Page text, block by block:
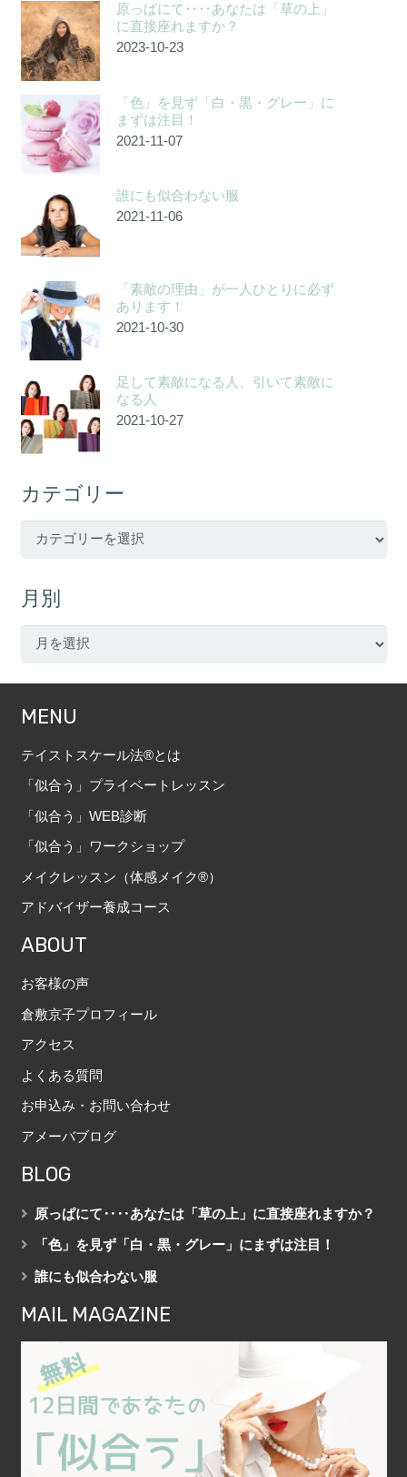
原っぱにて‥‥あなたは「草の上」
に直接座れますか？
2023-10-23
「色」を見ず「白・黒・グレー」に
まずは注目！
2021-11-07
誰にも似合わない服
2021-11-06
「素敵の理由」が一人ひとりに必ず
あります！
2021-10-30
足して素敵になる人、引いて素敵に
なる人
2021-10-27
カテゴリー
リ
ー
月別
MENU
テイストスケール法®とは
「似合う」プライベートレッスン
「似合う」WEB診断
「似合う」ワークショップ
メイクレッスン（体感メイク®）
アドバイザー養成コース
ABOUT
お客様の声
倉敷京子プロフィール
アクセス
よくある質問
お申込み・お問い合わせ
アメーバブログ
BLOG
原っぱにて‥‥あなたは「草の上」に直接座れますか？
「色」を見ず「白・黒・グレー」にまずは注目！
誰にも似合わない服
MAIL MAGAZINE